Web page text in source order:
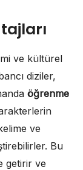
ve kültürel
diziler,
öğrenme
ve
Bu
getirir ve